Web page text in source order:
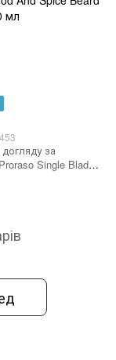
Single Blade
Beard Wash